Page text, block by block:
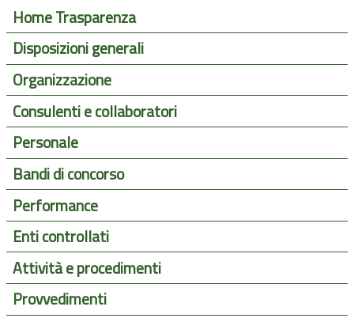
Home Trasparenza
Disposizioni generali
Organizzazione
Consulenti e collaboratori
Personale
Bandi di concorso
Performance
Enti controllati
Attività e procedimenti
Provvedimenti